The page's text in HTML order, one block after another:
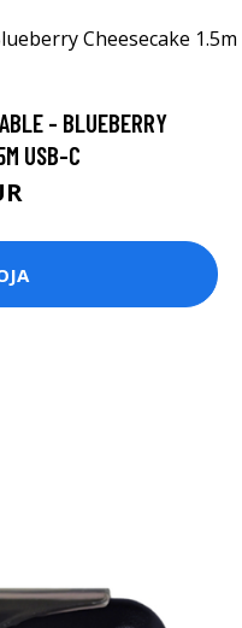
- BLUEBERRY
USB-C